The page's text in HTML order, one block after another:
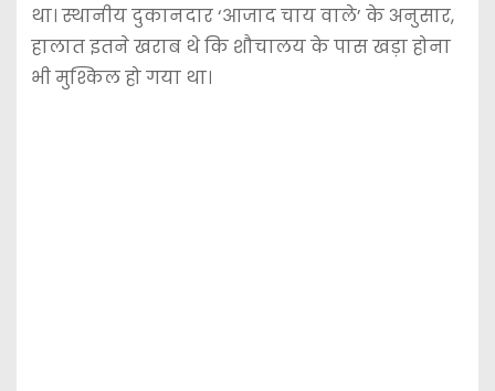
था। स्थानीय दुकानदार ‘आजाद चाय वाले’ के अनुसार,
हालात इतने खराब थे कि शौचालय के पास खड़ा होना
भी मुश्किल हो गया था।